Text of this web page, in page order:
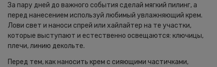
За пару дней до важного события сделай мягкий пилинг, а
перед нанесением используй любимый увлажняющий крем.
Лови свет и наноси спрей или хайлайтер на те участки,
которые выступают и естественно освещаются: ключицы,
плечи, линию декольте.
Перед тем, как наносить крем с сияющими частичками,